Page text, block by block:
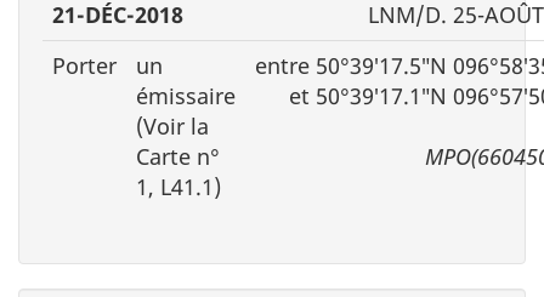
21-DÉC-2018
LNM/D. 25-
Porter
un
émissaire
(Voir la
Carte n°
1, L41.1)
entre 50°39′17.5″N
et 50°39′17.1″N